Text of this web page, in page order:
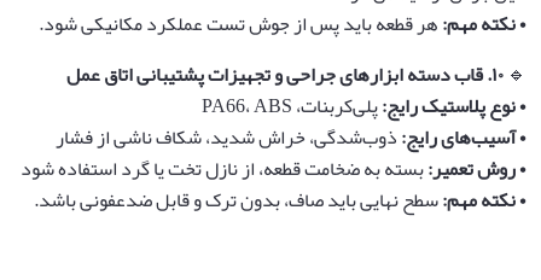
•‌نکته مهم:هر قطعه باید پس از جوش تست عملکرد مکانیکی شود.
🔹۱۰.قاب دسته ابزارهای جراحی و تجهیزات پشتیبانی اتاق عمل
•‌نوع پلاستیک رایج:پلی‌کربنات، PA66، ABS
•‌آسیب‌های رایج:ذوب‌شدگی، خراش شدید، شکاف ناشی از فشار
•‌روش تعمیر:بسته به ضخامت قطعه، از نازل تخت یا گرد استفاده شود
•‌نکته مهم:سطح نهایی باید صاف، بدون ترک و قابل ضدعفونی باشد.